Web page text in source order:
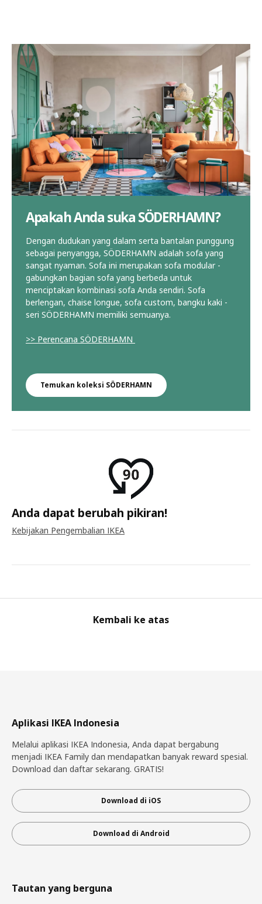
Apakah Anda suka SÖDERHAMN?
Dengan dudukan yang dalam serta bantalan punggung
sebagai penyangga, SÖDERHAMN adalah sofa yang
sangat nyaman. Sofa ini merupakan sofa modular -
gabungkan bagian sofa yang berbeda untuk
menciptakan kombinasi sofa Anda sendiri. Sofa
berlengan, chaise longue, sofa custom, bangku kaki -
seri SÖDERHAMN memiliki semuanya.
>> Perencana SÖDERHAMN
Temukan koleksi SÖDERHAMN
Anda dapat berubah pikiran!
Kebijakan Pengembalian IKEA
Kembali ke atas
Aplikasi IKEA Indonesia
Melalui aplikasi IKEA Indonesia, Anda dapat bergabung
menjadi IKEA Family dan mendapatkan banyak reward spesial.
Download dan daftar sekarang. GRATIS!
Download di iOS
Download di Android
Tautan yang berguna